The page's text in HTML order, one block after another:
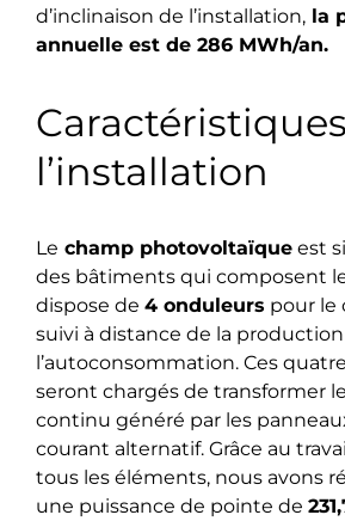
d’inclinaison de l’installation, la
annuelle est de 286 MWh/an.
l’installation
Le champ photovoltaïque est
des bâtiments qui composent
dispose de 4 onduleurs pour le
suivi à distance de la
l’autoconsommation. Ces
seront chargés de transformer
continu généré par les
courant alternatif. Grâce au
tous les éléments, nous avons
une puissance de pointe de